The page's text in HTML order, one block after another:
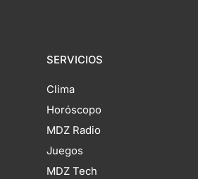
SERVICIOS
Clima
Horóscopo
MDZ Radio
Juegos
MDZ Tech